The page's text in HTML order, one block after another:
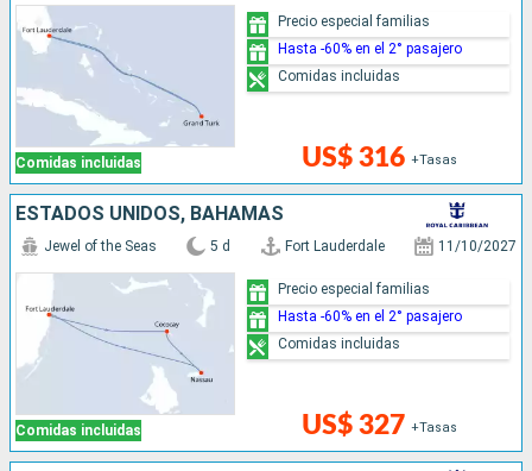
Comidas incluidas US$ 316 +Tasas
Precio especial familias
Hasta -60% en el 2° pasajero
Comidas incluidas
ESTADOS UNIDOS, BAHAMAS
Comidas incluidas
Jewel of the Seas 5 d Fort Lauderdale 11/10/2027
US$ 327 +Tasas
Precio especial familias
Hasta -60% en el 2° pasajero
Comidas incluidas